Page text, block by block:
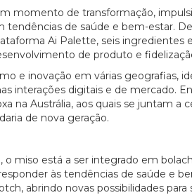
momento de transformação,
tendências de saúde e bem-estar.
Ai Palette, seis
de produto e
e inovação em várias geografias,
interações digitais e de mercado.
na Austrália, aos quais se juntam a
de nova geração.
miso está a ser integrado em
às tendências de saúde e
abrindo novas possibilidades